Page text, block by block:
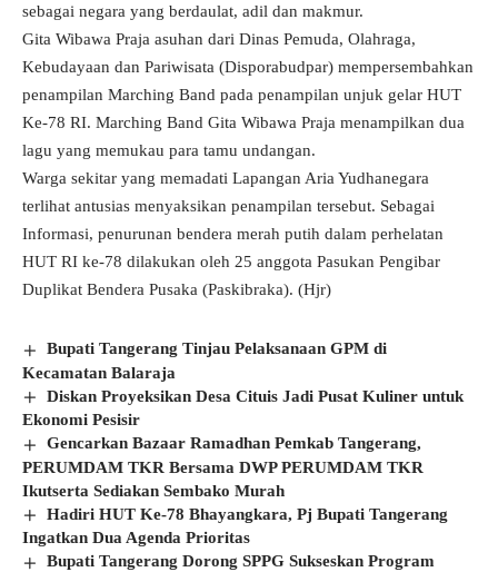
sebagai negara yang berdaulat, adil dan makmur.
Gita Wibawa Praja asuhan dari Dinas Pemuda, Olahraga,
Kebudayaan dan Pariwisata (Disporabudpar) mempersembahkan
penampilan Marching Band pada penampilan unjuk gelar HUT
Ke-78 RI. Marching Band Gita Wibawa Praja menampilkan dua
lagu yang memukau para tamu undangan.
Warga sekitar yang memadati Lapangan Aria Yudhanegara
terlihat antusias menyaksikan penampilan tersebut. Sebagai
Informasi, penurunan bendera merah putih dalam perhelatan
HUT RI ke-78 dilakukan oleh 25 anggota Pasukan Pengibar
Duplikat Bendera Pusaka (Paskibraka). (Hjr)
Bupati Tangerang Tinjau Pelaksanaan GPM di
Kecamatan Balaraja
Diskan Proyeksikan Desa Cituis Jadi Pusat Kuliner untuk
Ekonomi Pesisir
Gencarkan Bazaar Ramadhan Pemkab Tangerang,
PERUMDAM TKR Bersama DWP PERUMDAM TKR
Ikutserta Sediakan Sembako Murah
Hadiri HUT Ke-78 Bhayangkara, Pj Bupati Tangerang
Ingatkan Dua Agenda Prioritas
Bupati Tangerang Dorong SPPG Sukseskan Program